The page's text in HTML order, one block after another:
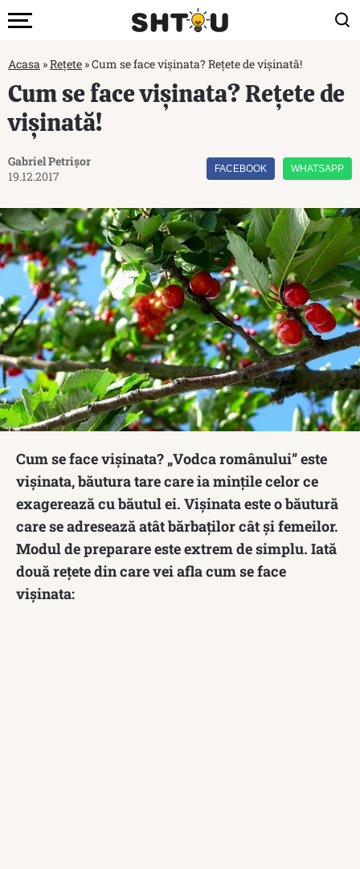
Acasa »Rețete »Cum se face vișinata? Rețete de vișinată!
Cum se face vișinata? Rețete de
vișinată!
Gabriel Petrișor
19.12.2017
FACEBOOK WHATSAPP
Cum se face vișinata? „Vodca românului” este
vișinata, băutura tare care ia mințile celor ce
exagerează cu băutul ei. Vișinata este o băutură
care se adresează atât bărbaților cât și femeilor.
Modul de preparare este extrem de simplu. Iată
două rețete din care vei afla cum se face
vișinata: